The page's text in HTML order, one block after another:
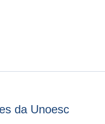
da Unoesc